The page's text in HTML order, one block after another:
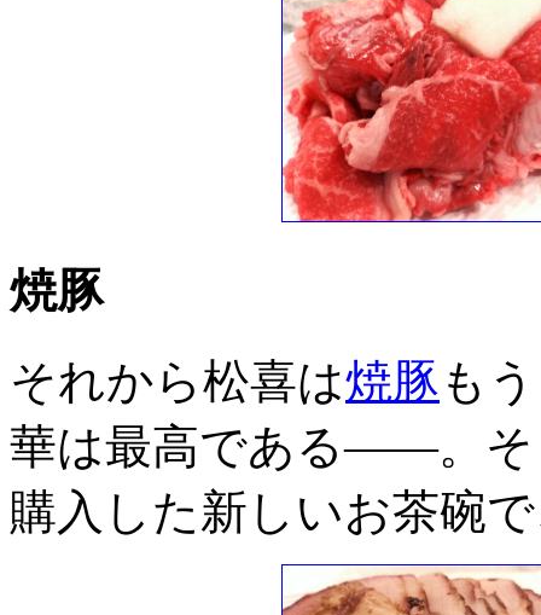
焼豚
それから松喜は焼豚も
華は最高である――。そ
購入した新しいお茶碗